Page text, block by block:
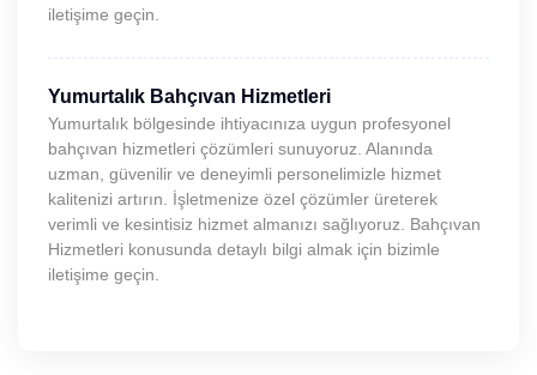
iletişime geçin.
Yumurtalık Bahçıvan Hizmetleri
Yumurtalık bölgesinde ihtiyacınıza uygun profesyonel
bahçıvan hizmetleri çözümleri sunuyoruz. Alanında
uzman, güvenilir ve deneyimli personelimizle hizmet
kalitenizi artırın. İşletmenize özel çözümler üreterek
verimli ve kesintisiz hizmet almanızı sağlıyoruz. Bahçıvan
Hizmetleri konusunda detaylı bilgi almak için bizimle
iletişime geçin.